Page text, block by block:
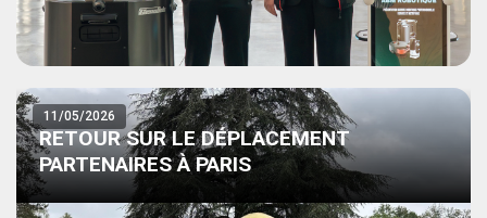
11/05/2026
RETOUR SUR LE DÉPLACEMENT
PARTENAIRES À PARIS